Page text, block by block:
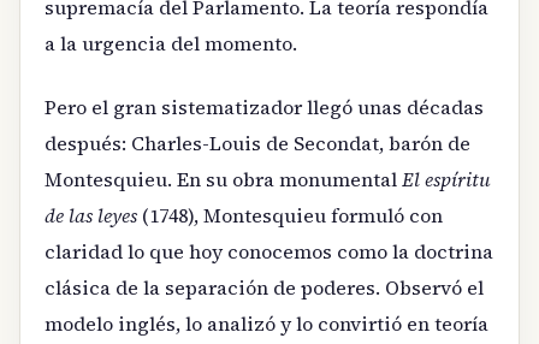
supremacía del Parlamento. La teoría respondía
a la urgencia del momento.
Pero el gran sistematizador llegó unas décadas
después: Charles-Louis de Secondat, barón de
Montesquieu. En su obra monumentalEl espíritu
de las leyes (1748), Montesquieu formuló con
claridad lo que hoy conocemos como la doctrina
clásica de la separación de poderes. Observó el
modelo inglés, lo analizó y lo convirtió en teoría